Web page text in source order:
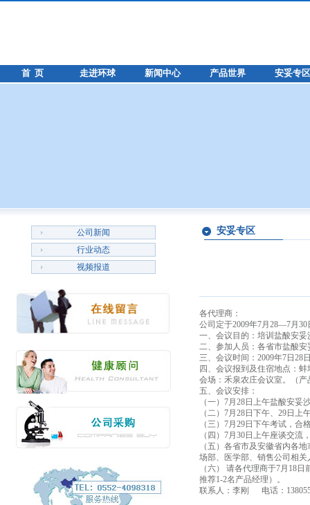
首 页 走进环球 新闻中心 产品世界 安妥专区
公司新闻
行业动态
视频报道
安妥专区
各代理商：
公司定于2009年7月28—7月
一、会议目的：培训盐酸安妥
二、参加人员：各省市盐酸
三、会议时间：2009年7日28
四、会议报到及住宿地点：
会场：禾泉农庄会议室。（
五、会议安排：
（一）7月28日上午盐酸安妥
（二）7月28日下午、29日上
（三）7月29日下午考试，合
（四）7月30日上午座谈交流
（五）各省市及安徽省内各
场部、医学部、销售公司相
（六） 请各代理商于7月18
推荐1-2名产品经理）。
联系人：李刚 电话：